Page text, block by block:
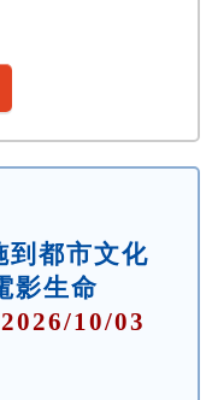
到都市文化
影生命
10/03